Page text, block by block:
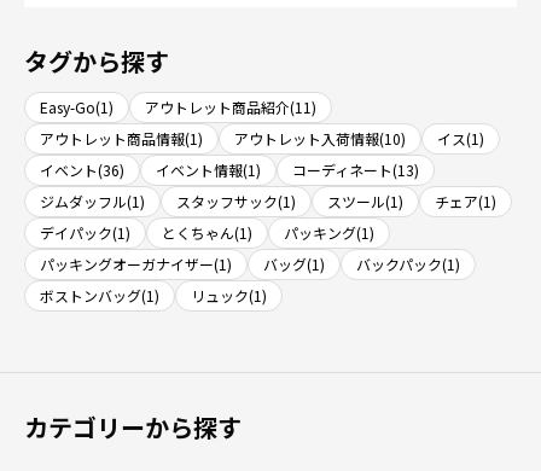
タグから探す
Easy-Go(1)
アウトレット商品紹介(11)
アウトレット商品情報(1)
アウトレット入荷情報(10)
イス(1)
イベント(36)
イベント情報(1)
コーディネート(13)
ジムダッフル(1)
スタッフサック(1) スツール(1)
チェア(1)
デイパック(1)
とくちゃん(1)
パッキング(1)
パッキングオーガナイザー(1)
バッグ(1)
バックパック(1)
ボストンバッグ(1)
リュック(1)
カテゴリーから探す